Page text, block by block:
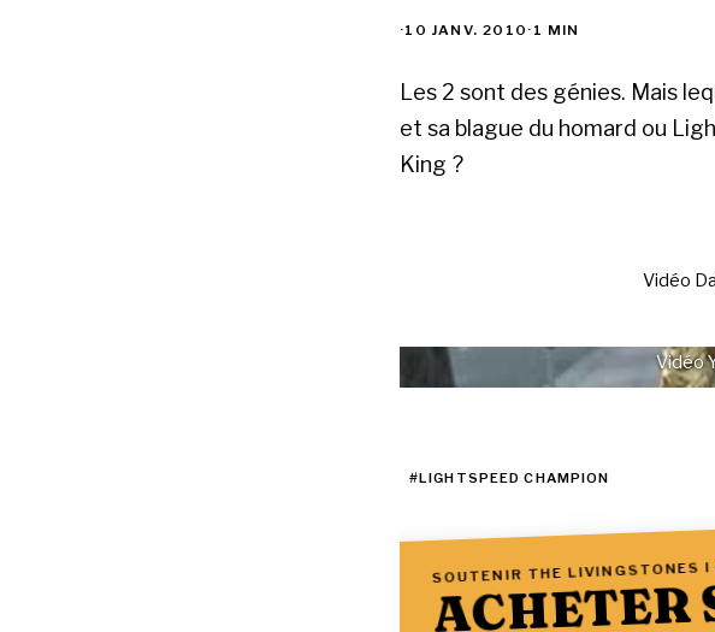
·10 JANV. 2010 · 1 MIN
Les 2 sont des génies. Mais
et sa blague du homard ou
King ?
Vidéo
Vidéo
#LIGHTSPEED CHAMPION
SOUTENIR THE LIVINGSTONES I
ACHETER